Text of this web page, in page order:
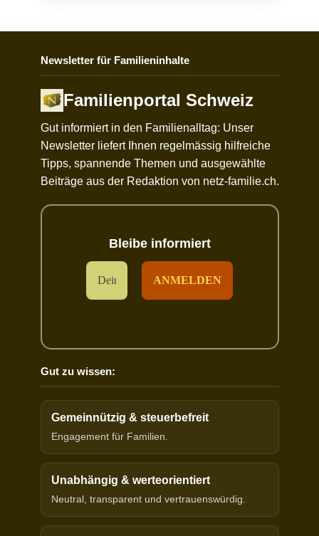
Newsletter für Familieninhalte
Familienportal Schweiz
Gut informiert in den Familienalltag: Unser
Newsletter liefert Ihnen regelmässig hilfreiche
Tipps, spannende Themen und ausgewählte
Beiträge aus der Redaktion von netz-familie.ch.
Bleibe informiert
Gut zu wissen:
Gemeinnützig & steuerbefreit
Engagement für Familien.
Unabhängig & werteorientiert
Neutral, transparent und vertrauenswürdig.